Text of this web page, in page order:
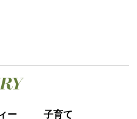
ー 子育て